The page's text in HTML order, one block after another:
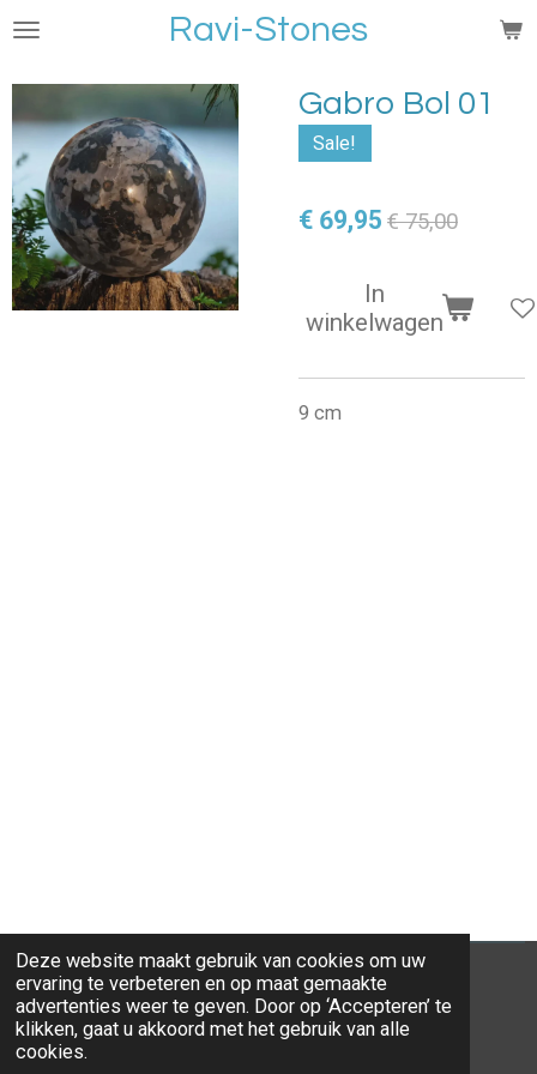
Deze website maakt gebruik van cookies om uw
ervaring te verbeteren en op maat gemaakte
advertenties weer te geven. Door op ‘Accepteren’ te
klikken, gaat u akkoord met het gebruik van alle
cookies.
Ga
naar
hoofdinhoud
Ravi-Stones
Gabro Bol 01
Sale!
€ 69,95 € 75,00
In
winkelwagen
9 cm
© 2026 Ravi-Stones